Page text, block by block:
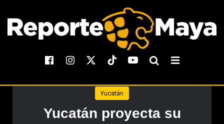
Yucatán
Yucatán proyecta su